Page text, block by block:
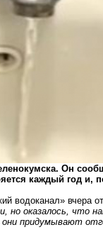
Он
каждый год и,
водоканал» вчера
но оказалось, что
придумывают